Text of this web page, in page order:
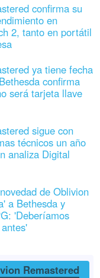
confirma su
en
2, tanto en portátil
ya tiene fecha
confirma
será tarjeta llave
sigue con
técnicos un año
analiza Digital
de Oblivion
a Bethesda y
'Deberíamos
Remastered